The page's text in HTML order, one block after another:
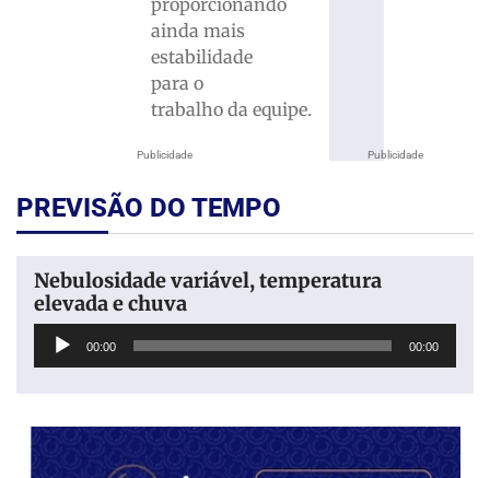
Publicidade
proporcionando
ainda mais
estabilidade
para o
trabalho da equipe.
Publicidade
PREVISÃO DO TEMPO
Nebulosidade variável, temperatura
elevada e chuva
Tocador
00:00 00:00